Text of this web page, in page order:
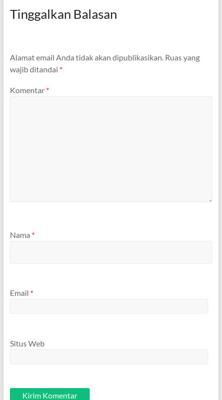
Tinggalkan Balasan
Alamat email Anda tidak akan dipublikasikan. Ruas yang
wajib ditandai *
Komentar *
Nama *
Email *
Situs Web